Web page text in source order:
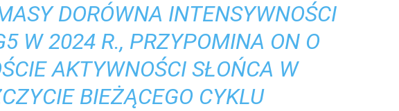
DORÓWNA INTENSYWNOŚCI
W 2024 R., PRZYPOMINA ON O
AKTYWNOŚCI SŁOŃCA W
BIEŻĄCEGO CYKLU